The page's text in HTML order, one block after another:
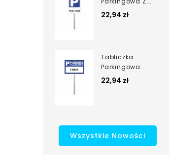
22,94 zł
Tabliczka
Parkingowa...
22,94 zł
Wszystkie Nowości